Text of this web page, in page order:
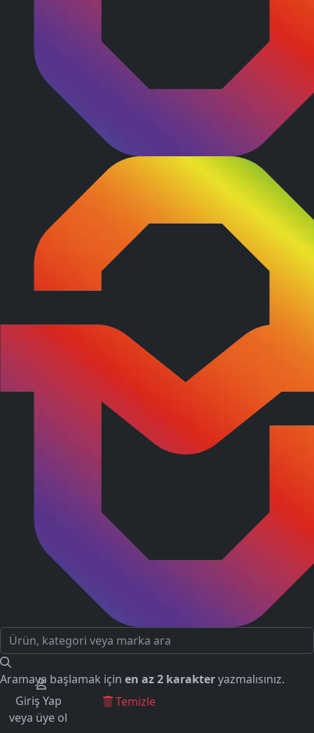
Aramaya başlamak için en az 2 karakteryazmalısınız.
GEÇMİŞ ARAMALAR
Temizle
Giriş Yap
veya üye ol